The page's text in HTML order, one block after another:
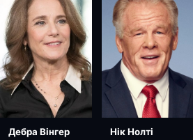
Дебра Вінгер Нік Нолті